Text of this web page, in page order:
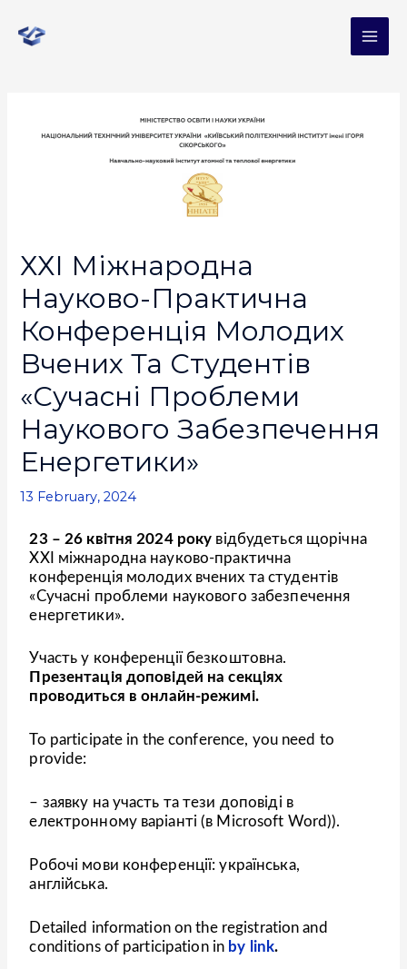
ХХІ Міжнародна
Науково-Практична
Конференція Молодих
Вчених Та Студентів
«Сучасні Проблеми
Наукового Забезпечення
Енергетики»
13 February, 2024
23 – 26 квітня 2024 року відбудеться щорічна
ХХІ міжнародна науково-практична
конференція молодих вчених та студентів
«Сучасні проблеми наукового забезпечення
енергетики».
Участь у конференції безкоштовна.
Презентація доповідей на секціях
проводиться в онлайн-режимі.
To participate in the conference, you need to
provide:
– заявку на участь та тези доповіді в
електронному варіанті (в Microsoft Word)).
Робочі мови конференції: українська,
англійська.
Detailed information on the registration and
conditions of participation in by link.